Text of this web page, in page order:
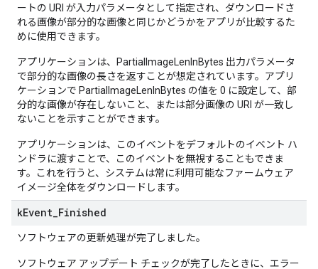
ートの URI が入力パラメータとして指定され、ダウンロードさ
れる画像が部分的な画像と同じかどうかをアプリが比較するた
めに使用できます。
アプリケーションは、PartialImageLenInBytes 出力パラメータ
で部分的な画像の長さを返すことが想定されています。アプリ
ケーションで PartialImageLenInBytes の値を 0 に設定して、部
分的な画像が存在しないこと、または部分画像の URI が一致し
ないことを示すことができます。
アプリケーションは、このイベントをデフォルトのイベント ハ
ンドラに渡すことで、このイベントを無視することもできま
す。これを行うと、システムは常に利用可能なファームウェア
イメージ全体をダウンロードします。
kEvent Finished
ソフトウェアの更新処理が完了しました。
ソフトウェア アップデート チェックが完了したときに、エラー